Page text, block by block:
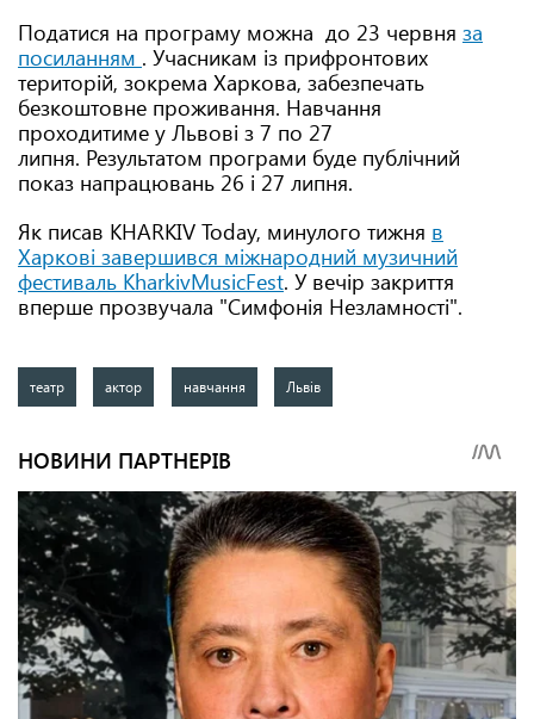
Податися на програму можна до 23 червня за
посиланням . Учасникам із прифронтових
територій, зокрема Харкова, забезпечать
безкоштовне проживання. Навчання
проходитиме у Львові з 7 по 27
липня. Результатом програми буде публічний
показ напрацювань 26 і 27 липня.
Як писав KHARKIV Today, минулого тижня в
Харкові завершився міжнародний музичний
фестиваль KharkivMusicFest. У вечір закриття
вперше прозвучала "Симфонія Незламності".
театр актор навчання Львів